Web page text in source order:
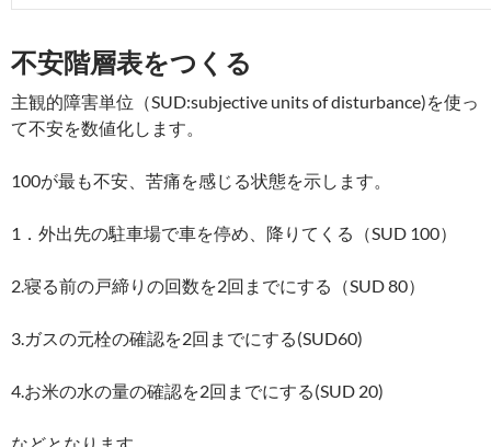
不安階層表をつくる
主観的障害単位（SUD:subjective units of disturbance)を使っ
て不安を数値化します。
100が最も不安、苦痛を感じる状態を示します。
1．外出先の駐車場で車を停め、降りてくる（SUD 100）
2.寝る前の戸締りの回数を2回までにする（SUD 80）
3.ガスの元栓の確認を2回までにする(SUD60)
4.お米の水の量の確認を2回までにする(SUD 20)
などとなります。